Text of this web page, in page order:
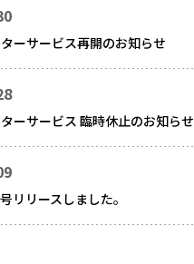
ーサービス再開のお知らせ
ーサービス 臨時休止のお知らせ
リリースしました。